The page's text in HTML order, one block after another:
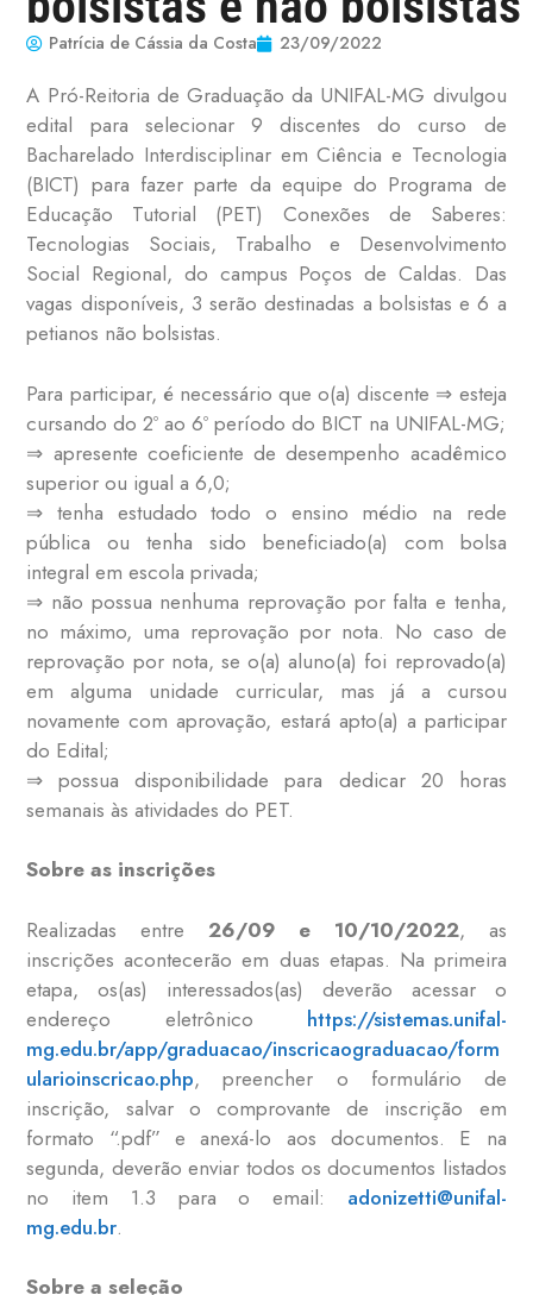
Patrícia de Cássia da Costa 23/09/2022
A Pró-Reitoria de Graduação da UNIFAL-MG divulgou
edital para selecionar 9 discentes do curso de
Bacharelado Interdisciplinar em Ciência e Tecnologia
(BICT) para fazer parte da equipe do Programa de
Educação Tutorial (PET) Conexões de Saberes:
Tecnologias Sociais, Trabalho e Desenvolvimento
Social Regional, do campus Poços de Caldas. Das
vagas disponíveis, 3 serão destinadas a bolsistas e 6 a
petianos não bolsistas.
Para participar, é necessário que o(a) discente ⇒ esteja
cursando do 2º ao 6º período do BICT na UNIFAL-MG;
⇒ apresente coeficiente de desempenho acadêmico
superior ou igual a 6,0;
⇒ tenha estudado todo o ensino médio na rede
pública ou tenha sido beneficiado(a) com bolsa
integral em escola privada;
⇒ não possua nenhuma reprovação por falta e tenha,
no máximo, uma reprovação por nota. No caso de
reprovação por nota, se o(a) aluno(a) foi reprovado(a)
em alguma unidade curricular, mas já a cursou
novamente com aprovação, estará apto(a) a participar
do Edital;
⇒ possua disponibilidade para dedicar 20 horas
semanais às atividades do PET.
Sobre as inscrições
Realizadas entre 26/09 e 10/10/2022, as
inscrições acontecerão em duas etapas. Na primeira
etapa, os(as) interessados(as) deverão acessar o
endereço eletrônico https://sistemas.unifal-
mg.edu.br/app/graduacao/inscricaograduacao/form
ularioinscricao.php, preencher o formulário de
inscrição, salvar o comprovante de inscrição em
formato “.pdf” e anexá-lo aos documentos. E na
segunda, deverão enviar todos os documentos listados
no item 1.3 para o email: adonizetti@unifal-
mg.edu.br.
Sobre a seleção